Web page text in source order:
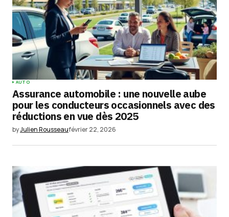
AUTO
Assurance automobile : une nouvelle aube
pour les conducteurs occasionnels avec des
réductions en vue dès 2025
byJulien Rousseaufévrier 22, 2026